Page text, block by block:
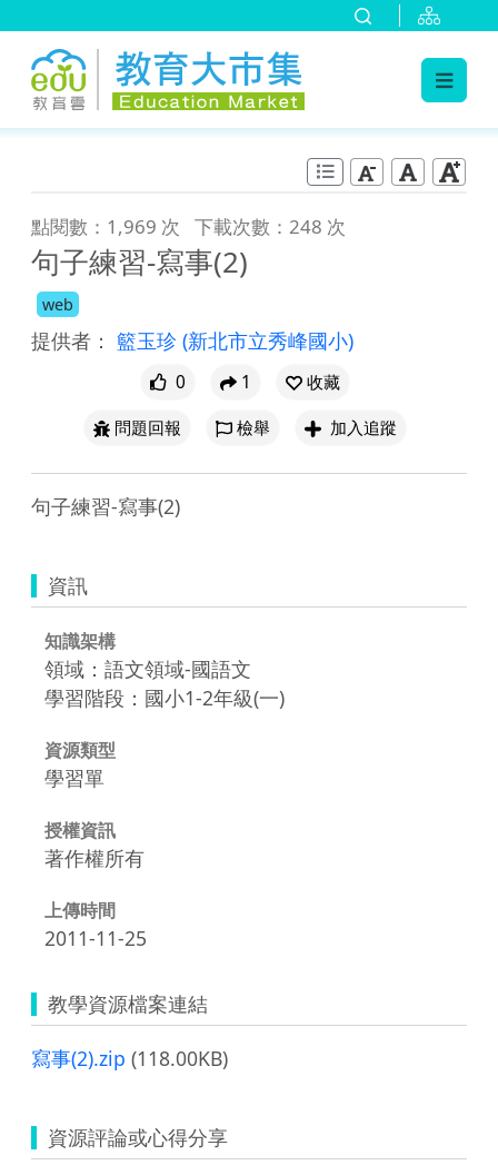
點閱數：1,969 次 下載次數：248 次
句子練習-寫事(2)
web
提供者： 籃玉珍 (新北市立秀峰國小)
0 1
收藏
問題回報
檢舉 加入追蹤
句子練習-寫事(2)
資訊
知識架構
領域：語文領域-國語文
學習階段：國小1-2年級(一)
資源類型
學習單
授權資訊
著作權所有
上傳時間
2011-11-25
教學資源檔案連結
寫事(2).zip (118.00KB)
資源評論或心得分享